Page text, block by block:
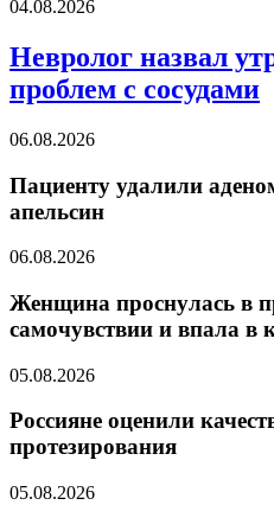
04.08.2026
Невролог назвал
проблем с сосудами
06.08.2026
Пациенту удалили
апельсин
06.08.2026
Женщина проснулась в
самочувствии и впала в
05.08.2026
Россияне оценили
протезирования
05.08.2026